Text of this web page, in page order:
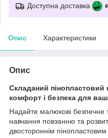
Доступна доставка
Опис Характеристики
Опис
Складаний
комфорт і безпека для
Надайте малюкові безпечне
навчання повзанню та
двостороннім